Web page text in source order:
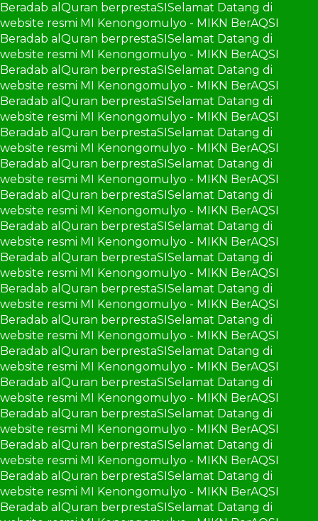
Beradab alQuran berprestaSISelamat Datang di
website resmi MI Kenongomulyo - MIKN BerAQSI
Beradab alQuran berprestaSISelamat Datang di
website resmi MI Kenongomulyo - MIKN BerAQSI
Beradab alQuran berprestaSISelamat Datang di
website resmi MI Kenongomulyo - MIKN BerAQSI
Beradab alQuran berprestaSISelamat Datang di
website resmi MI Kenongomulyo - MIKN BerAQSI
Beradab alQuran berprestaSISelamat Datang di
website resmi MI Kenongomulyo - MIKN BerAQSI
Beradab alQuran berprestaSISelamat Datang di
website resmi MI Kenongomulyo - MIKN BerAQSI
Beradab alQuran berprestaSISelamat Datang di
website resmi MI Kenongomulyo - MIKN BerAQSI
Beradab alQuran berprestaSISelamat Datang di
website resmi MI Kenongomulyo - MIKN BerAQSI
Beradab alQuran berprestaSISelamat Datang di
website resmi MI Kenongomulyo - MIKN BerAQSI
Beradab alQuran berprestaSISelamat Datang di
website resmi MI Kenongomulyo - MIKN BerAQSI
Beradab alQuran berprestaSISelamat Datang di
website resmi MI Kenongomulyo - MIKN BerAQSI
Beradab alQuran berprestaSISelamat Datang di
website resmi MI Kenongomulyo - MIKN BerAQSI
Beradab alQuran berprestaSISelamat Datang di
website resmi MI Kenongomulyo - MIKN BerAQSI
Beradab alQuran berprestaSISelamat Datang di
website resmi MI Kenongomulyo - MIKN BerAQSI
Beradab alQuran berprestaSISelamat Datang di
website resmi MI Kenongomulyo - MIKN BerAQSI
Beradab alQuran berprestaSISelamat Datang di
website resmi MI Kenongomulyo - MIKN BerAQSI
Beradab alQuran berprestaSISelamat Datang di